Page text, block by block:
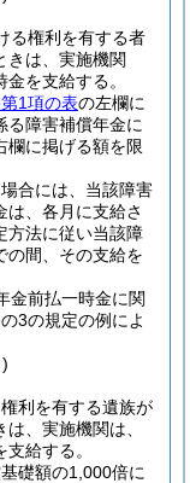
る権利を有する者
きは、実施機関
を支給する。
1項の表の左欄に
る障害補償年金に
欄に掲げる額を限
合には、当該障害
、各月に支給さ
方法に従い当該障
の間、その支給を
金前払一時金に関
3の規定の例によ
利を有する遺族が
、実施機関は、
給する。
礎額の1,000倍に